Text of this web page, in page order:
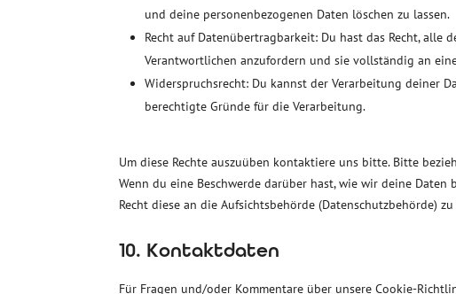
und deine personenbezogenen Daten löschen zu lassen.
Recht auf Datenübertragbarkeit: Du hast das Recht, alle
Verantwortlichen anzufordern und sie vollständig an
Widerspruchsrecht: Du kannst der Verarbeitung deiner
berechtigte Gründe für die Verarbeitung.
Um diese Rechte auszuüben kontaktiere uns bitte. Bitte
Wenn du eine Beschwerde darüber hast, wie wir deine
Recht diese an die Aufsichtsbehörde (Datenschutzbehörde)
10. Kontaktdaten
Für Fragen und/oder Kommentare über unsere Cookie-